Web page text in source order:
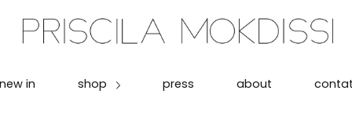
new in shop press about